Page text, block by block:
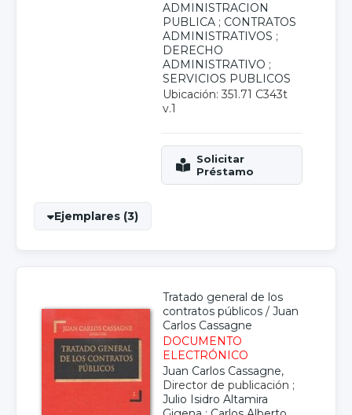
ADMINISTRACION
PUBLICA ; CONTRATOS
ADMINISTRATIVOS ;
DERECHO
ADMINISTRATIVO ;
SERVICIOS PUBLICOS
Ubicación: 351.71 C343t
v.1
Ejemplares (3)
Tratado general de los
contratos públicos / Juan
Carlos Cassagne
DOCUMENTO
ELECTRÓNICO
Juan Carlos Cassagne,
Director de publicación ;
Julio Isidro Altamira